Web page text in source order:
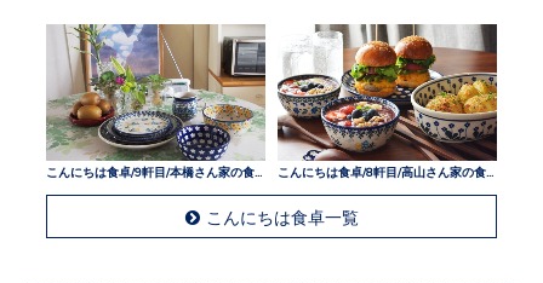
こんにちは食卓/9軒目/本橋さん家の食卓
こんにちは食卓一覧